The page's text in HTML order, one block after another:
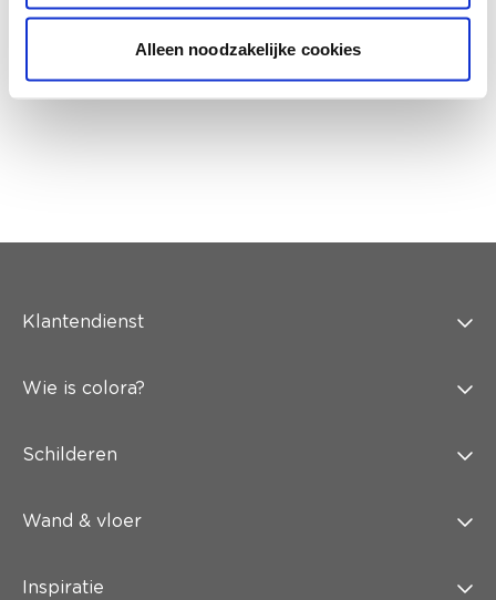
Alleen noodzakelijke cookies
Krijg ineens een technologische check-up
Klantendienst
Wie is colora?
Schilderen
Wand & vloer
Inspiratie